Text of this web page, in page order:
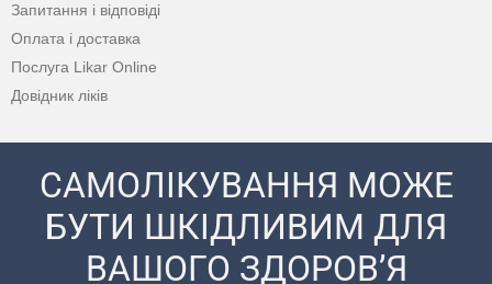
Запитання і відповіді
Оплата і доставка
Послуга Likar Online
Довідник ліків
САМОЛІКУВАННЯ МОЖЕ
БУТИ ШКІДЛИВИМ ДЛЯ
ВАШОГО ЗДОРОВ’Я